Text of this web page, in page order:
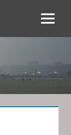
Menu